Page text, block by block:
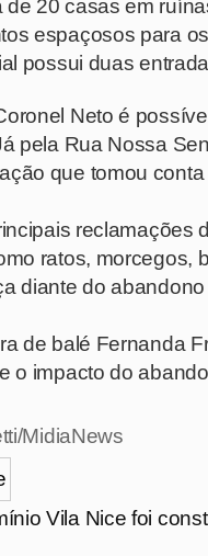
de 20 casas em
espaçosos para
possui duas
Neto é
pela Rua Nossa
que tomou conta
reclamações
ratos, morcegos,
diante do
de balé Fernanda
o impacto do
MidiaNews
Vila Nice foi